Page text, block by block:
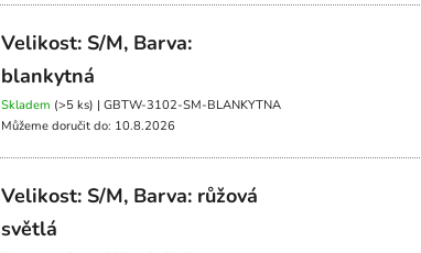
Velikost: S/M, Barva:
blankytná
Skladem (>5 ks) | GBTW-3102-SM-BLANKYTNA
Můžeme doručit do: 10.8.2026
Velikost: S/M, Barva: růžová
světlá